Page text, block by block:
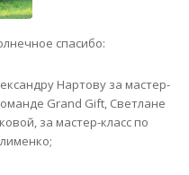
спасибо:
Нартову за мастер-
Grand Gift, Светлане
за мастер-класс по